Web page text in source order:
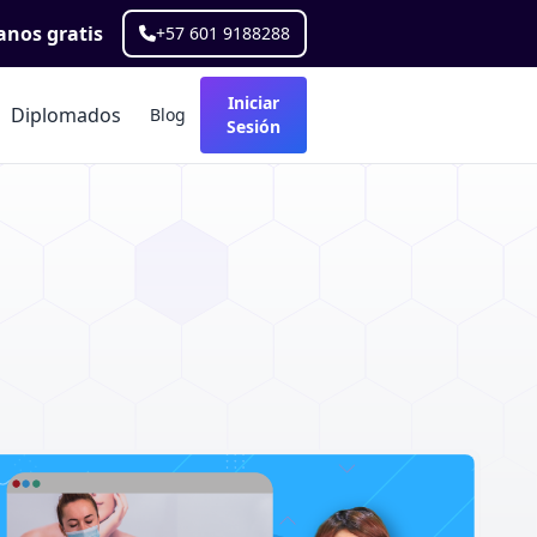
gratis +57 601 9188288
Diplomados Blog
Iniciar
Sesión